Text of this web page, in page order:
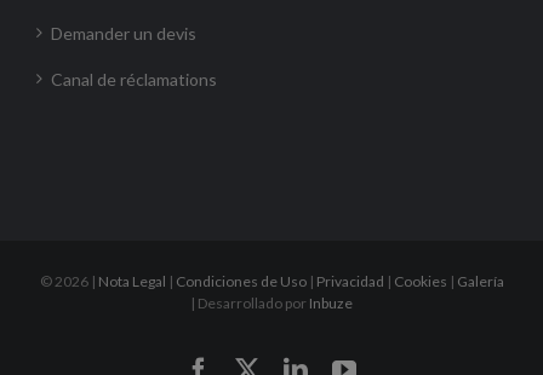
Demander un devis
Canal de réclamations
© 2026 | Nota Legal | Condiciones de Uso| Privacidad | Cookies | Galería
| Desarrollado por Inbuze
FacebookLinkedInYouTube